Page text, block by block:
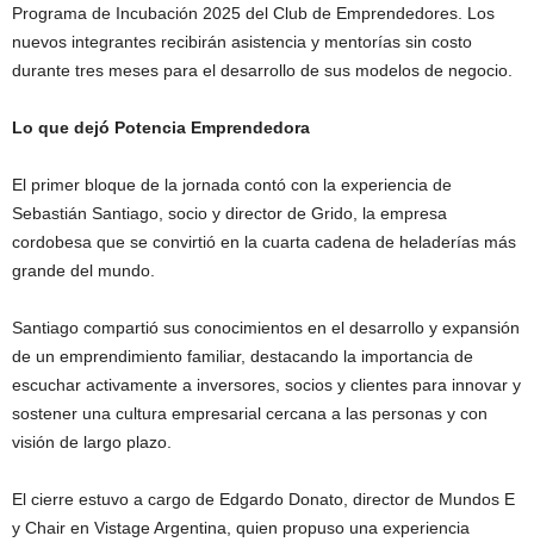
Programa de Incubación 2025 del Club de Emprendedores. Los
nuevos integrantes recibirán asistencia y mentorías sin costo
durante tres meses para el desarrollo de sus modelos de negocio.
Lo que dejó Potencia Emprendedora
El primer bloque de la jornada contó con la experiencia de
Sebastián Santiago, socio y director de Grido, la empresa
cordobesa que se convirtió en la cuarta cadena de heladerías más
grande del mundo.
Santiago compartió sus conocimientos en el desarrollo y expansión
de un emprendimiento familiar, destacando la importancia de
escuchar activamente a inversores, socios y clientes para innovar y
sostener una cultura empresarial cercana a las personas y con
visión de largo plazo.
El cierre estuvo a cargo de Edgardo Donato, director de Mundos E
y Chair en Vistage Argentina, quien propuso una experiencia